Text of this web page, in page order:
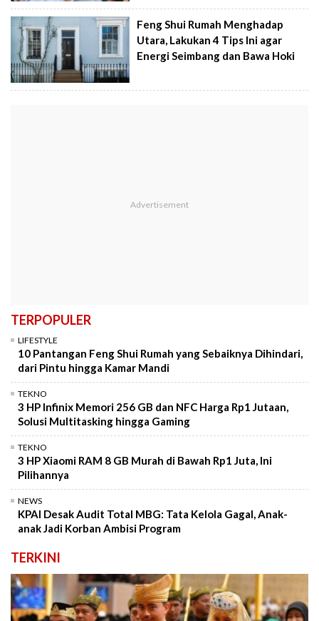
Feng Shui Rumah Menghadap
Utara, Lakukan 4 Tips Ini agar
Energi Seimbang dan Bawa Hoki
TERPOPULER
LIFESTYLE
10 Pantangan Feng Shui Rumah yang Sebaiknya Dihindari,
dari Pintu hingga Kamar Mandi
TEKNO
3 HP Infinix Memori 256 GB dan NFC Harga Rp1 Jutaan,
Solusi Multitasking hingga Gaming
TEKNO
3 HP Xiaomi RAM 8 GB Murah di Bawah Rp1 Juta, Ini
Pilihannya
NEWS
KPAI Desak Audit Total MBG: Tata Kelola Gagal, Anak-
anak Jadi Korban Ambisi Program
TERKINI